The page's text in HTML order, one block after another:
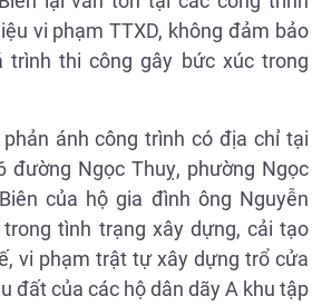
vi phạm TTXD, không đảm bảo
trình thi công gây bức xúc trong
ánh công trình có địa chỉ tại
đường Ngọc Thuỵ, phường Ngọc
của hộ gia đình ông Nguyễn
tình trạng xây dựng, cải tạo
vi phạm trật tự xây dựng trổ cửa
đất của các hộ dân dãy A khu tập